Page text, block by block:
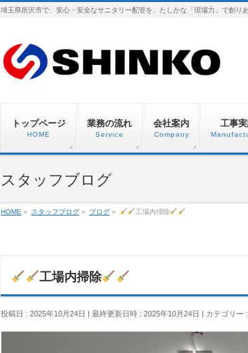
埼玉県所沢市で、安心・安全なサニタリー配管を、たしかな「現場力」で創り
トップページ
HOME
業務の流れ
Service
会社案内
Company
工事
スタッフブログ
HOME » スタッフブログ » ブログ » 工場内掃除
工場内掃除
投稿日 : 2025年10月24日 最終更新日時 : 2025年10月24日 カテゴリー :